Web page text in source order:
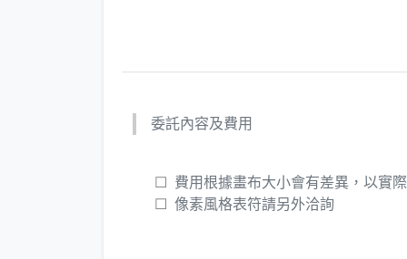
委託內容及費用
費用根據畫布大小會有差異，以實
像素風格表符請另外洽詢